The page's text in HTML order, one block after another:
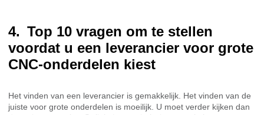
Top 10 vragen om te stellen
voordat u een leverancier voor grote
CNC-onderdelen kiest
Het vinden van een leverancier is gemakkelijk. Het vinden van de
juiste voor grote onderdelen is moeilijk. U moet verder kijken dan